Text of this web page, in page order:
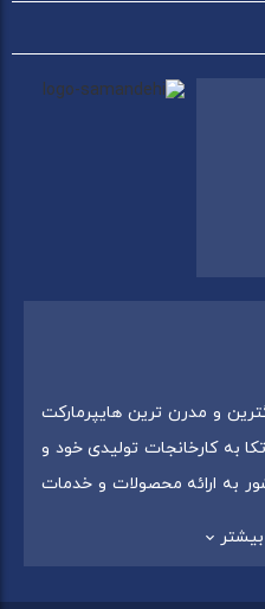
و مدرن ترین هایپرمارکت
به کارخانجات تولیدی خود و
به ارائه محصولات و خدمات